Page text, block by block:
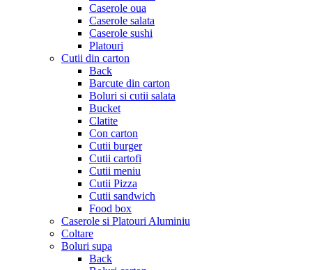
Caserole oua
Caserole salata
Caserole sushi
Platouri
Cutii din carton
Back
Barcute din carton
Boluri si cutii salata
Bucket
Clatite
Con carton
Cutii burger
Cutii cartofi
Cutii meniu
Cutii Pizza
Cutii sandwich
Food box
Caserole si Platouri Aluminiu
Coltare
Boluri supa
Back